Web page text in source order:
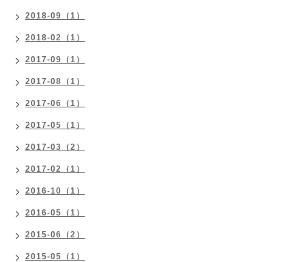
2018-09（1）
2018-02（1）
2017-09（1）
2017-08（1）
2017-06（1）
2017-05（1）
2017-03（2）
2017-02（1）
2016-10（1）
2016-05（1）
2015-06（2）
2015-05（1）